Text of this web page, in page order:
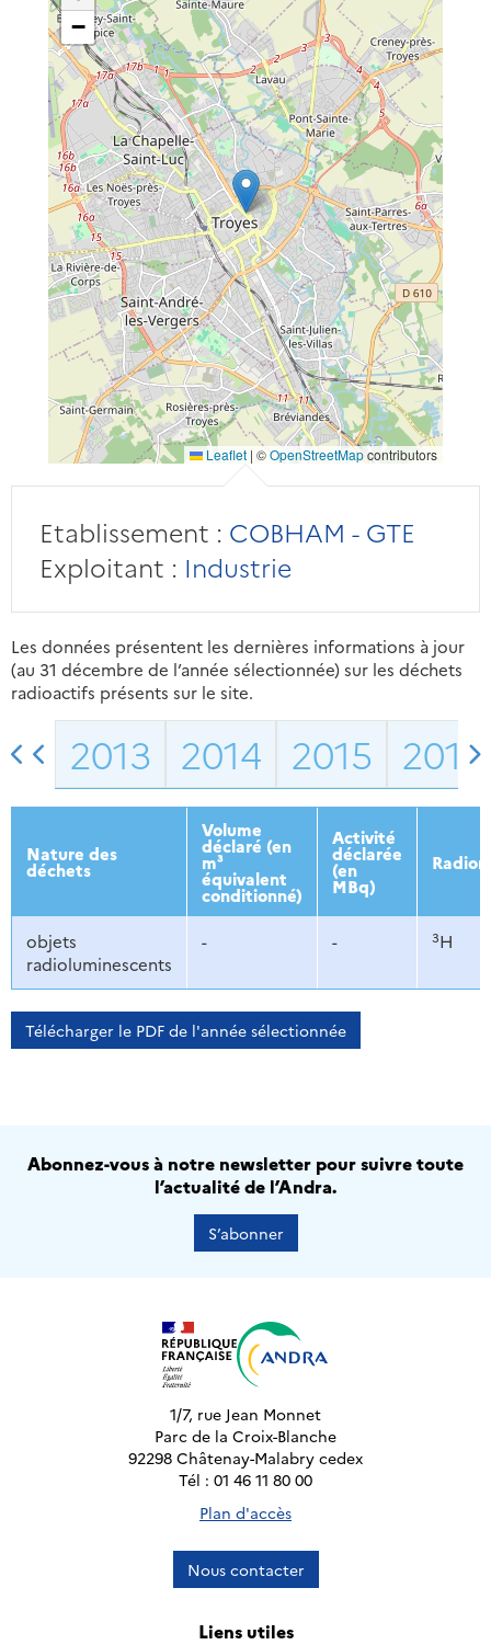
−
Leaflet | ©OpenStreetMapcontributors
Etablissement : COBHAM - GTE
Exploitant : Industrie
Les données présentent les dernières informations à jour
(au 31 décembre de l’année sélectionnée) sur les déchets
radioactifs présents sur le site.
2013 2014 2015 2016
Nature des
déchets
Volume
déclaré (en
m³
équivalent
conditionné)
Activité
déclarée
(en
MBq)
objets
radioluminescents
- - 3H
Télécharger le PDF de l'année sélectionnée
Abonnez-vous à notre newsletter pour suivre toute
l’actualité de l’Andra.
S’abonner
1/7, rue Jean Monnet
Parc de la Croix-Blanche
92298 Châtenay-Malabry cedex
Tél : 01 46 11 80 00
Plan d'accès
Nous contacter
Liens utiles